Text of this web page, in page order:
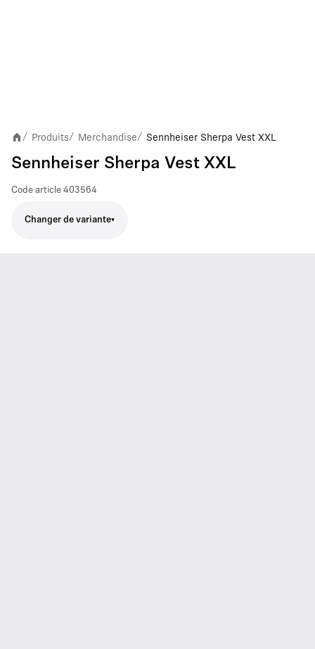
/ Produits/ Merchandise/ Sennheiser Sherpa Vest XXL
Sennheiser Sherpa Vest XXL
Code article 403564
Changer de variante